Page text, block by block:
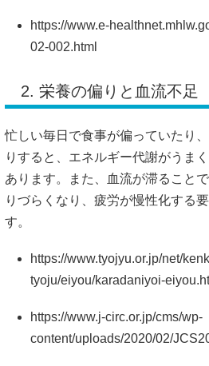
https://www.e-
02-002.html
2. 栄養の偏りと血流不足
忙しい毎日で食事が偏っていたり
りすると、エネルギー代謝がうま
あります。また、血流が滞ること
りづらくなり、疲労が慢性化する
す。
https://www.tyojyu.or.jp/net/
tyoju/eiyou/karadaniyoi-
https://www.j-circ.or.jp/cms/wp-
content/uploads/2020/02/